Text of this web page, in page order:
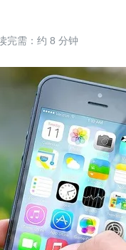
完需：约 8 分钟